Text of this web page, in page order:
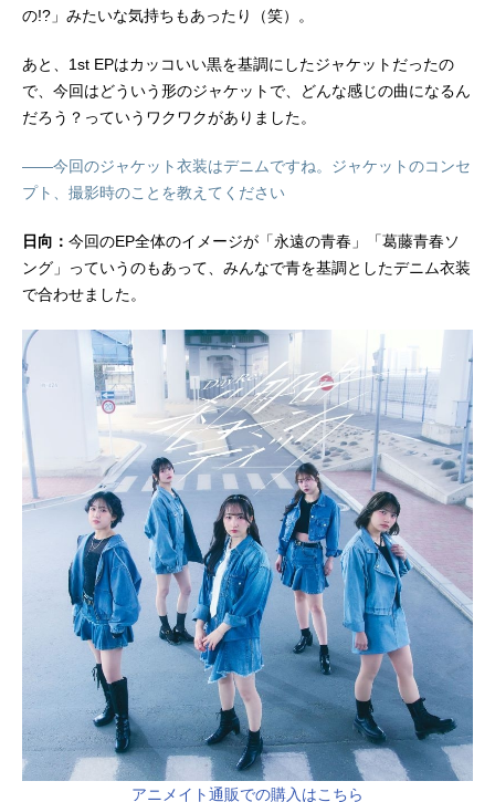
の!?」みたいな気持ちもあったり（笑）。
あと、1st EPはカッコいい黒を基調にしたジャケットだったの
で、今回はどういう形のジャケットで、どんな感じの曲になるん
だろう？っていうワクワクがありました。
――今回のジャケット衣装はデニムですね。ジャケットのコンセ
プト、撮影時のことを教えてください
日向： 今回のEP全体のイメージが「永遠の青春」「葛藤青春ソ
ング」っていうのもあって、みんなで青を基調としたデニム衣装
で合わせました。
アニメイト通販での購入はこちら